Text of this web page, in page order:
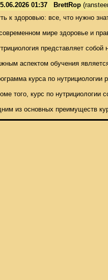
01:37 BrettRop
к здоровью: все, что нужно
мире здоровье и
представляет
аспектом обучения
курса по
того, курс по
из основных преимуществ